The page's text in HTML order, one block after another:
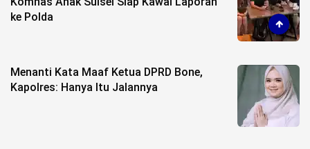
ke Polda
Menanti Kata Maaf Ketua DPRD Bone,
Kapolres: Hanya Itu Jalannya